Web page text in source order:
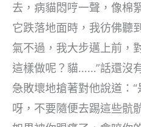
去，病貓悶哼一聲，像棉
它跌落地面時，我彷佛聽
氣不過，我大步邁上前，
這樣做呢？貓……”話還沒
急敗壞地搶著對他說道：
呀，不要隨便去踢這些骯